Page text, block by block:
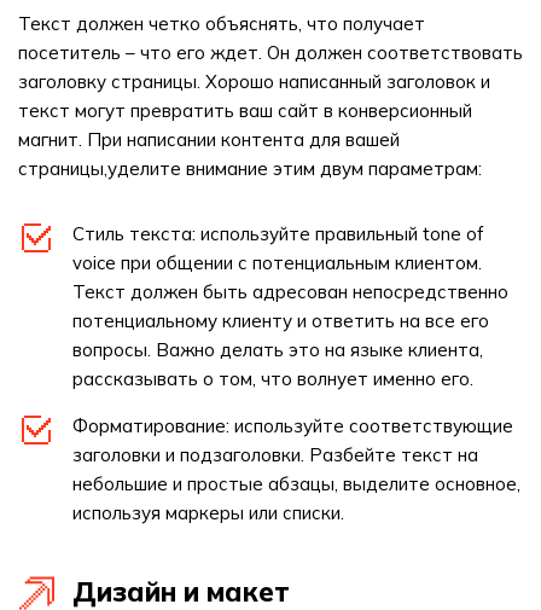
Текст должен четко объяснять, что получает
посетитель – что его ждет. Он должен соответствовать
заголовку страницы. Хорошо написанный заголовок и
текст могут превратить ваш сайт в конверсионный
магнит. При написании контента для вашей
страницы,уделите внимание этим двум параметрам:
Стиль текста: используйте правильный tone of
voice при общении с потенциальным клиентом.
Текст должен быть адресован непосредственно
потенциальному клиенту и ответить на все его
вопросы. Важно делать это на языке клиента,
рассказывать о том, что волнует именно его.
Форматирование: используйте соответствующие
заголовки и подзаголовки. Разбейте текст на
небольшие и простые абзацы, выделите основное,
используя маркеры или списки.
Дизайн и макет